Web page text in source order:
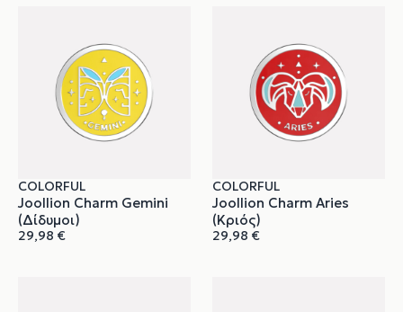
COLORFUL
Joollion Charm Gemini
(Δίδυμοι)
29,98 €
COLORFUL
Joollion Charm Aries
(Κριός)
29,98 €